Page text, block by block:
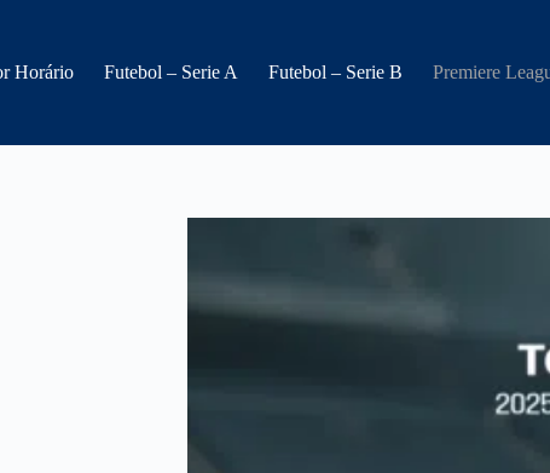
Horário Futebol – Serie A Futebol – Serie B Premiere